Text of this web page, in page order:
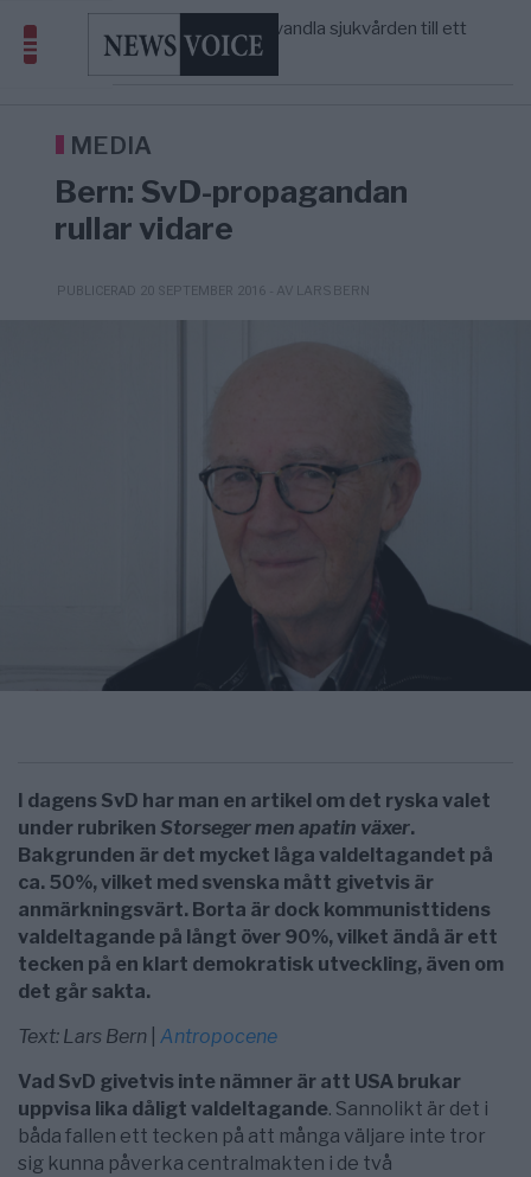
5/8
S och KD vill omvandla sjukvården till ett
geografiskt apartheidsystem
AFRIKA
Massiv anstormning till Ceuta – Misstankar
America” – Finally
MEDIA
Bern: SvD-propagandan
rullar vidare
PUBLICERAD 20 SEPTEMBER 2016 - AV LARS BERN
I dagens SvD har man en artikel om det ryska valet
under rubriken Storseger men apatin växer.
Bakgrunden är det mycket låga valdeltagandet på
ca. 50%, vilket med svenska mått givetvis är
anmärkningsvärt. Borta är dock kommunisttidens
valdeltagande på långt över 90%, vilket ändå är ett
tecken på en klart demokratisk utveckling, även om
det går sakta.
Text: Lars Bern Antropocene
Vad SvD givetvis inte nämner är att USA brukar
uppvisa lika dåligt valdeltagande. Sannolikt är det i
båda fallen ett tecken på att många väljare inte tror
sig kunna påverka centralmakten i de två